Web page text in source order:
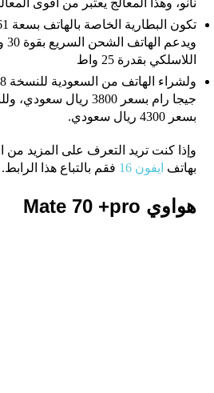
اللاسلكي بقدرة 25 واط
بسعر 4300 ريال سعودي.
وإذا كنت تريد التعرف على المزيد
بهاتف ايفون 16 فقم بالتباع هذا الرابط.
هواوي Mate 70 +pro